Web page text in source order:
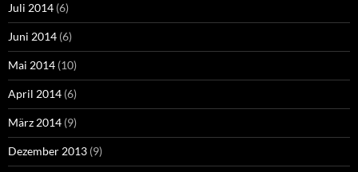
Juli 2014 (6)
Juni 2014 (6)
Mai 2014 (10)
April 2014 (6)
März 2014 (9)
Dezember 2013 (9)